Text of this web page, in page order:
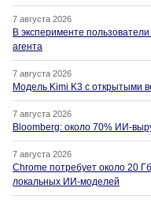
7 августа 2026
В эксперименте
агента
7 августа 2026
Модель Kimi K3 с открытыми
7 августа 2026
Bloomberg: около 70% ИИ-
7 августа 2026
Chrome потребует около 20
локальных ИИ-моделей